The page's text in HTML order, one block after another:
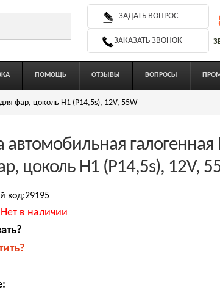
ЗАДАТЬ ВОПРОС
ЗАКАЗАТЬ ЗВОНОК
ПОМОЩЬ ОТЗЫВЫ ВОПРОСЫ
фар, цоколь H1 (P14,5s), 12V, 55W
галогенная
цоколь H1 (P14,5s), 12V,
код:29195
Нет в наличии